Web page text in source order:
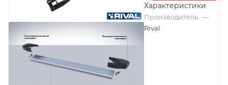
Характеристики
Производитель —
Rival